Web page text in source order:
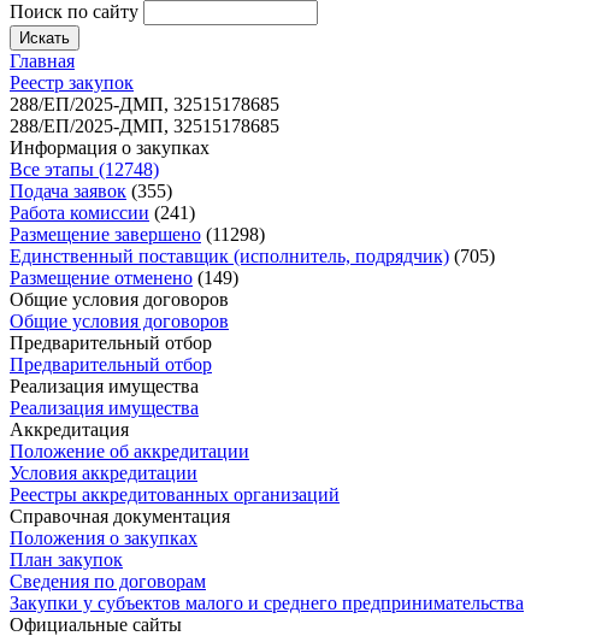
Поиск по сайту
Искать
Главная
Реестр закупок
288/ЕП/2025-ДМП, 32515178685
288/ЕП/2025-ДМП, 32515178685
Информация о закупках
Все этапы (12748)
Подача заявок (355)
Работа комиссии (241)
Размещение завершено (11298)
Единственный поставщик (исполнитель, подрядчик) (705)
Размещение отменено (149)
Общие условия договоров
Общие условия договоров
Предварительный отбор
Предварительный отбор
Реализация имущества
Реализация имущества
Аккредитация
Положение об аккредитации
Условия аккредитации
Реестры аккредитованных организаций
Справочная документация
Положения о закупках
План закупок
Сведения по договорам
Закупки у субъектов малого и среднего предпринимательства
Официальные сайты